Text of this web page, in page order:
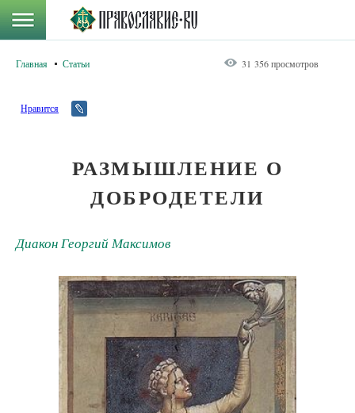
Главная Статьи 31 356 просмотров
Нравится
РАЗМЫШЛЕНИЕ О
ДОБРОДЕТЕЛИ
Диакон Георгий Максимов